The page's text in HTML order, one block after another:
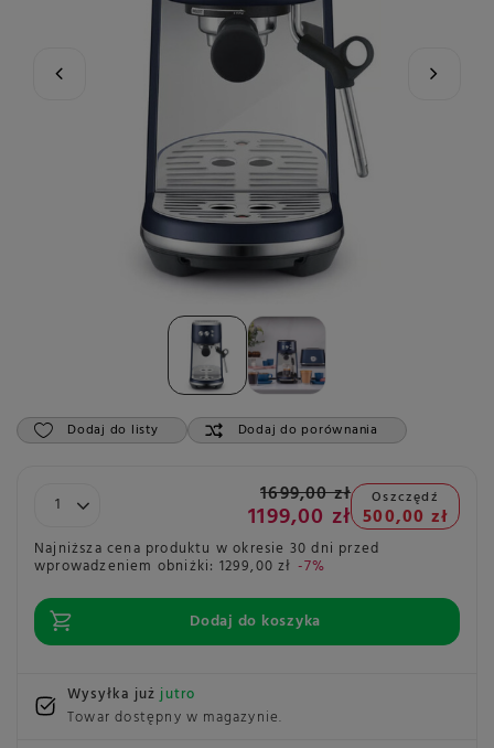
Dodaj do listy Dodaj do porównania
1699,00 zł
1199,00 zł
Oszczędź
500,00 zł
Najniższa cena produktu w okresie 30 dni przed
wprowadzeniem obniżki: 1299,00 zł -7%
Dodaj do koszyka
Wysyłka jużjutro
Towar dostępny w magazynie